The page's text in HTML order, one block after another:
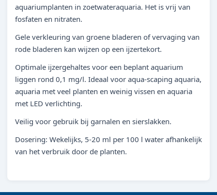
aquariumplanten in zoetwateraquaria. Het is vrij van
fosfaten en nitraten.
Gele verkleuring van groene bladeren of vervaging van
rode bladeren kan wijzen op een ijzertekort.
Optimale ijzergehaltes voor een beplant aquarium
liggen rond 0,1 mg/l. Ideaal voor aqua-scaping aquaria,
aquaria met veel planten en weinig vissen en aquaria
met LED verlichting.
Veilig voor gebruik bij garnalen en sierslakken.
Dosering: Wekelijks, 5-20 ml per 100 l water afhankelijk
van het verbruik door de planten.